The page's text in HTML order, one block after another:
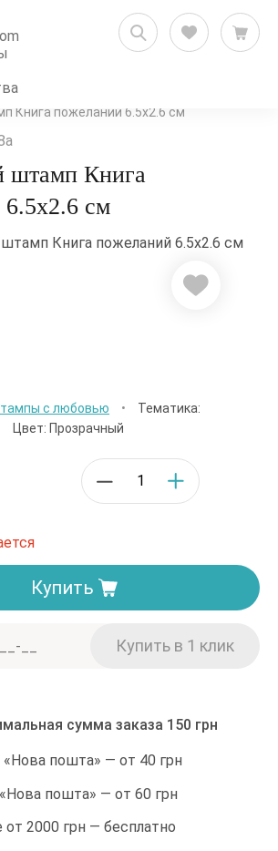
Штампинг
Книга пожеланий 6.5х2.6 см
штамп Книга
см
с любовью •
Тематика:
Цвет: Прозрачный
Купить
сумма заказа 150 грн
пошта» — от 40 грн
пошта» — от 60 грн
от 2000 грн — бесплатно